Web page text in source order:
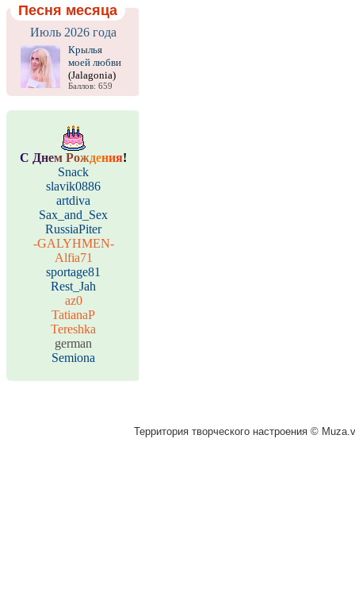
Песня месяца
Июль 2026 года
Крылья
моей любви
(Jalagonia)
Баллов: 659
С Днем Рождения!
Snack
slavik0886
artdiva
Sax_and_Sex
RussiaPiter
-GALYHMEN-
Alfia71
sportage81
Rest_Jah
az0
TatianaP
Tereshka
german
Semiona
Территория творческого настроения ©